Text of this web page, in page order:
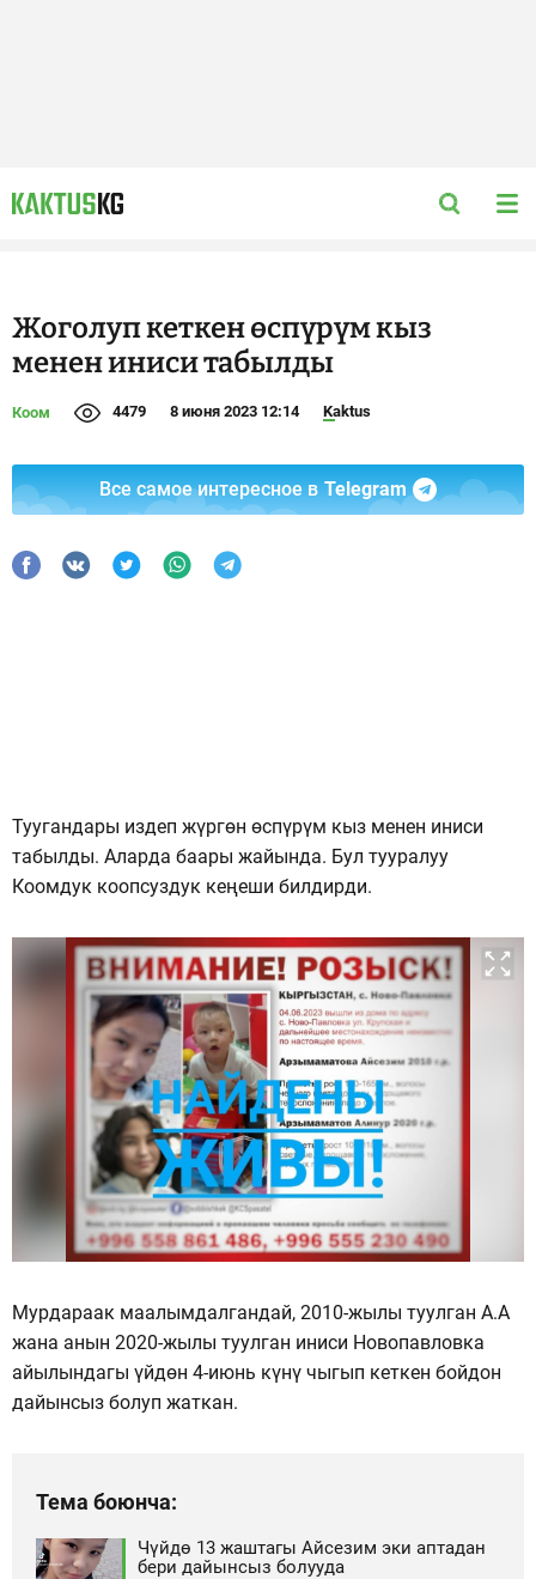
Жоголуп кеткен өспүрүм кыз
менен иниси табылды
Коом 4479 8 июня 2023 12:14 Kaktus
Все самое интересное в Telegram
Туугандары издеп жүргөн өспүрүм кыз менен иниси
табылды. Аларда баары жайында. Бул тууралуу
Коомдук коопсуздук кеңеши билдирди.
Мурдараак маалымдалгандай, 2010-жылы туулган А.А
жана анын 2020-жылы туулган иниси Новопавловка
айылындагы үйдөн 4-июнь күнү чыгып кеткен бойдон
дайынсыз болуп жаткан.
Тема боюнча:
Чүйдө 13 жаштагы Айсезим эки аптадан
бери дайынсыз болууда